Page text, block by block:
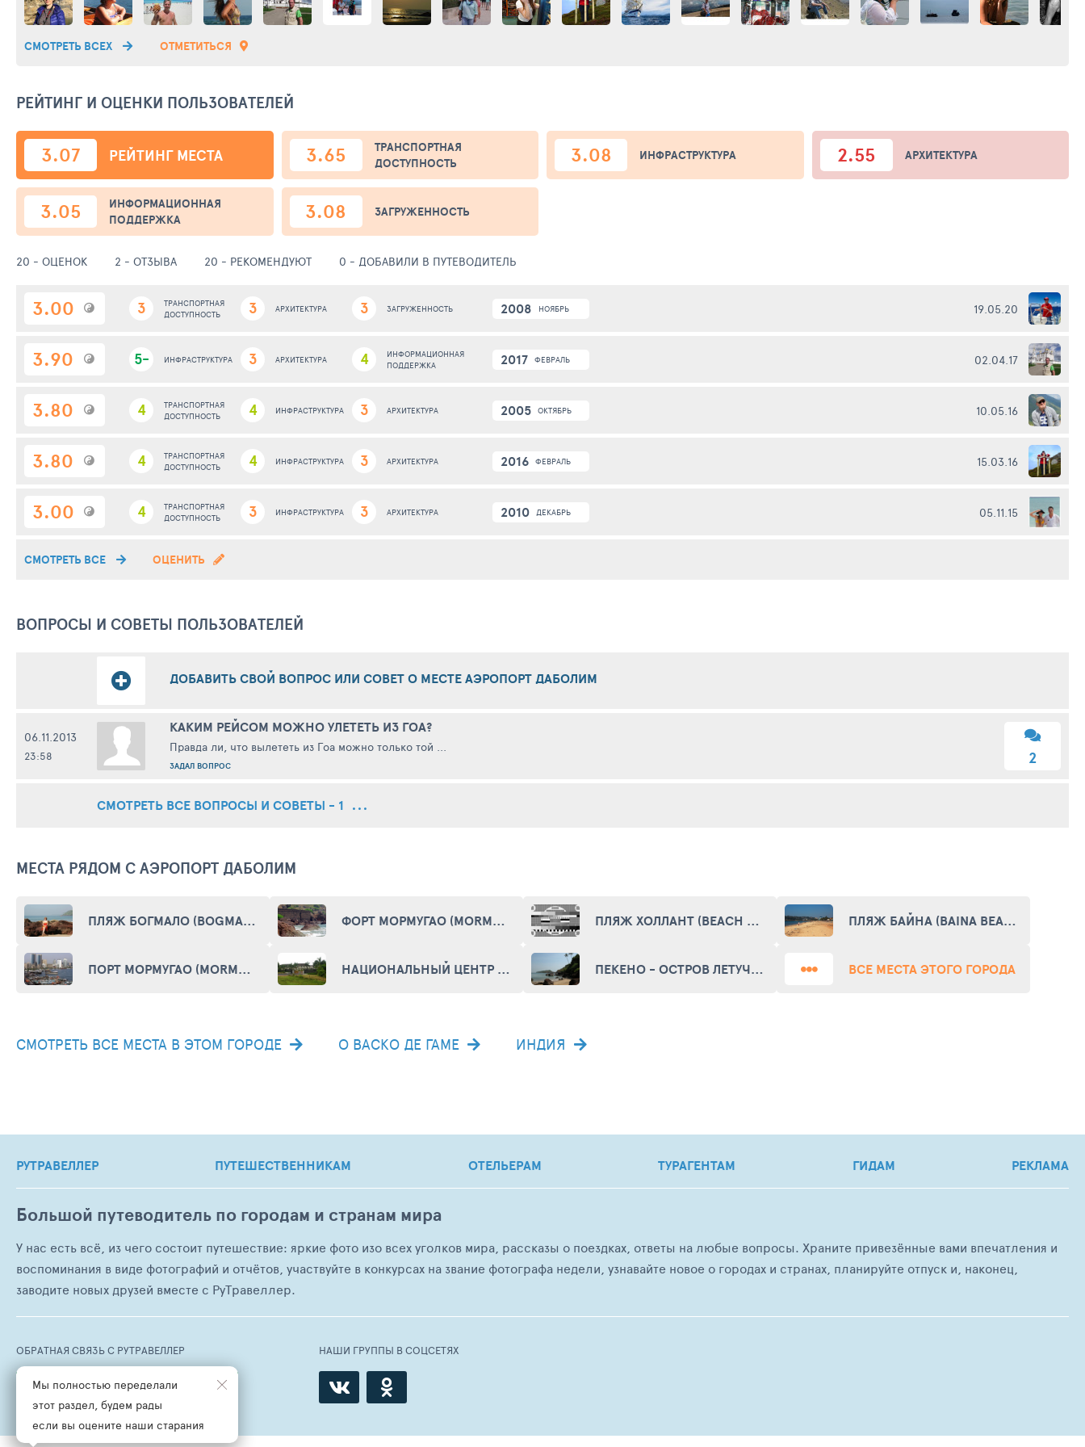
СМОТРЕТЬ ВСЕХ ОТМЕТИТЬСЯ
РЕЙТИНГ И ОЦЕНКИ ПОЛЬЗОВАТЕЛЕЙ
3.07 РЕЙТИНГМЕСТА 3.65
ТРАНСПОРТНАЯ
ДОСТУПНОСТЬ
3.08 ИНФРАСТРУКТУРА 2.55 АРХИТЕКТУРА
3.05
ИНФОРМАЦИОННАЯ
ПОДДЕРЖКА
3.08 ЗАГРУЖЕННОСТЬ
20 - ОЦЕНОК 2 - ОТЗЫВА 20 - РЕКОМЕНДУЮТ 0 - ДОБАВИЛИ В ПУТЕВОДИТЕЛЬ
3.00 3
ТРАНСПОРТНАЯ
ДОСТУПНОСТЬ
3 АРХИТЕКТУРА 3 ЗАГРУЖЕННОСТЬ 2008 НОЯБРЬ 19.05.20
3.90 5- ИНФРАСТРУКТУРА 3 АРХИТЕКТУРА 4
ИНФОРМАЦИОННАЯ
ПОДДЕРЖКА
2017 ФЕВРАЛЬ 02.04.17
3.80 4
ТРАНСПОРТНАЯ
ДОСТУПНОСТЬ
4 ИНФРАСТРУКТУРА 3 АРХИТЕКТУРА 2005 ОКТЯБРЬ 10.05.16
3.80 4
ТРАНСПОРТНАЯ
ДОСТУПНОСТЬ
4 ИНФРАСТРУКТУРА 3 АРХИТЕКТУРА 2016 ФЕВРАЛЬ 15.03.16
3.00 4
ТРАНСПОРТНАЯ
ДОСТУПНОСТЬ
3 ИНФРАСТРУКТУРА 3 АРХИТЕКТУРА 2010 ДЕКАБРЬ 05.11.15
СМОТРЕТЬ ВСЕ ОЦЕНИТЬ
ВОПРОСЫ И СОВЕТЫ ПОЛЬЗОВАТЕЛЕЙ
ДОБАВИТЬ СВОЙ ВОПРОС ИЛИ СОВЕТ О МЕСТЕ АЭРОПОРТ ДАБОЛИМ
06.11.2013
23:58
КАКИМ РЕЙСОМ МОЖНО УЛЕТЕТЬ ИЗ ГОА?
Правда ли, что вылететь из Гоа можно только той ...
ЗАДАЛ ВОПРОС 2
СМОТРЕТЬ ВСЕ ВОПРОСЫ И СОВЕТЫ - 1
МЕСТА РЯДОМ С АЭРОПОРТ ДАБОЛИМ
ПЛЯЖ БОГМАЛО (BOGMALO BEACH) ФОРТ МОРМУГАО (MORMUGAO FORT) ПЛЯЖ ХОЛЛАНТ (BEACH HOLLANT) ПЛЯЖ БАЙНА (BAINA BEACH)
ПОРТ МОРМУГАО (MORMUGAO PORT) НАЦИОНАЛЬНЫЙ ЦЕНТР ИССЛЕДОВАНИЙ АНТАРКТИКИ И ОКЕАНА (NATIONAL CENTRE FOR ANTARCTIC AND OCEAN RESEARCH) ПЕКЕНО - ОСТРОВ ЛЕТУЧИХ МЫШЕЙ (PEQUENO - BATS ISLAND) ВСЕ МЕСТА ЭТОГО ГОРОДА
СМОТРЕТЬ ВСЕ МЕСТА В ЭТОМ ГОРОДЕ О ВАСКО ДЕ ГАМЕ ИНДИЯ
РУТРАВЕЛЛЕР ПУТЕШЕСТВЕННИКАМ ОТЕЛЬЕРАМ ТУРАГЕНТАМ ГИДАМ РЕКЛАМА
Большой путеводитель по городам и странам мира
У нас есть всё, из чего состоит путешествие: яркие фото изо всех уголков мира, рассказы о поездках, ответы на любые вопросы. Храните привезённые вами впечатления и
воспоминания в виде фотографий и отчётов, участвуйте в конкурсах на звание фотографа недели, узнавайте новое о городах и странах, планируйте отпуск и, наконец,
заводите новых друзей вместе с РуТравеллер.
ОБРАТНАЯ СВЯЗЬ С РУТРАВЕЛЛЕР
НАПИСАТЬ СООБЩЕНИЕ
НАШИ ГРУППЫ В СОЦСЕТЯХ
Мы полностью переделали
этот раздел, будем рады
если вы оцените наши старания